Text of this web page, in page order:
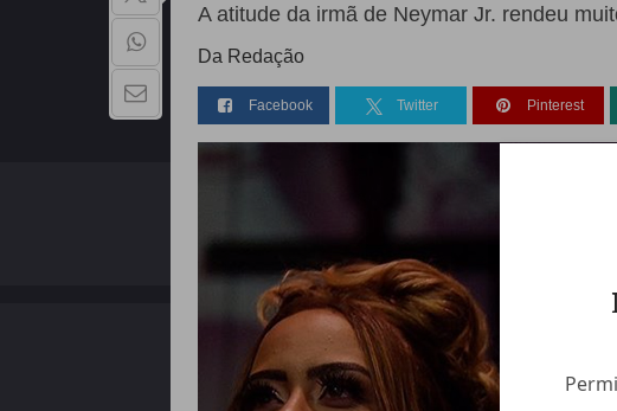
A atitude da irmã de Neymar Jr. rendeu
Da Redação
Facebook Twitter Pinterest
Copyright - 2026 | Todos os direitos reservados